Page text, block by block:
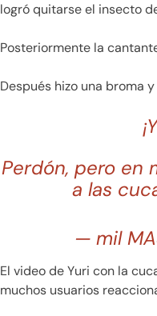
logró quitarse el insecto
Posteriormente la
Después hizo una broma
Perdón, pero en
a las
— mil
El video de Yuri con la
muchos usuarios